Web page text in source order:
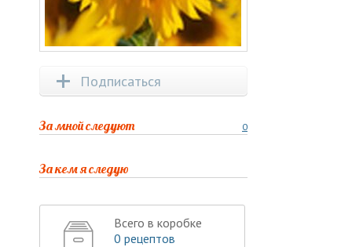
Подписаться
0
За мной следуют
За кем я следую
Всего в коробке
0 рецептов